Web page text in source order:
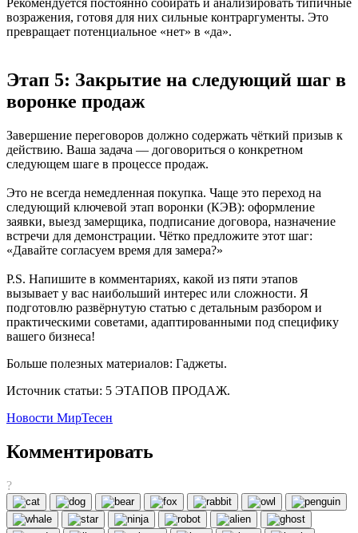
возражения, готовя для них сильные контраргументы. Это
превращает потенциальное «нет» в «да».
Этап 5: Закрытие на следующий шаг в
воронке продаж
Завершение переговоров должно содержать чёткий призыв к
действию. Ваша задача — договориться о конкретном
следующем шаге в процессе продаж.
Это не всегда немедленная покупка. Чаще это переход на
следующий ключевой этап воронки (КЭВ): оформление
заявки, выезд замерщика, подписание договора, назначение
встречи для демонстрации. Чётко предложите этот шаг:
«Давайте согласуем время для замера?»
P.S. Напишите в комментариях, какой из пяти этапов
вызывает у вас наибольший интерес или сложности. Я
подготовлю развёрнутую статью с детальным разбором и
практическими советами, адаптированными под специфику
вашего бизнеса!
Больше полезных материалов: Гаджеты.
Источник статьи: 5 ЭТАПОВ ПРОДАЖ.
Новости МирТесен
Комментировать
?